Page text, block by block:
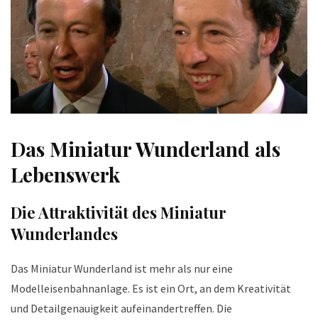
Das Miniatur Wunderland als
Lebenswerk
Die Attraktivität des Miniatur
Wunderlandes
Das Miniatur Wunderland ist mehr als nur eine
Modelleisenbahnanlage. Es ist ein Ort, an dem Kreativität
und Detailgenauigkeit aufeinandertreffen. Die